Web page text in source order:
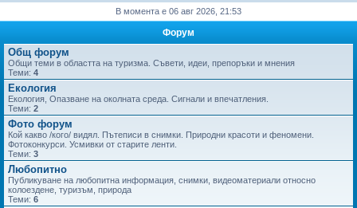
не
В момента е 06 авг 2026, 21:53
Форум
Общ форум
Общи теми в областта на туризма. Съвети, идеи, препоръки и мнения
Теми: 4
Екология
Екология, Опазване на околната среда. Сигнали и впечатления.
Теми: 2
Фото форум
Кой какво /кого/ видял. Пътеписи в снимки. Природни красоти и феномени.
Фотоконкурси. Усмивки от старите ленти.
Теми: 3
Любопитно
Публикуване на любопитна информация, снимки, видеоматериали относно
колоездене, туризъм, природа
Теми: 6